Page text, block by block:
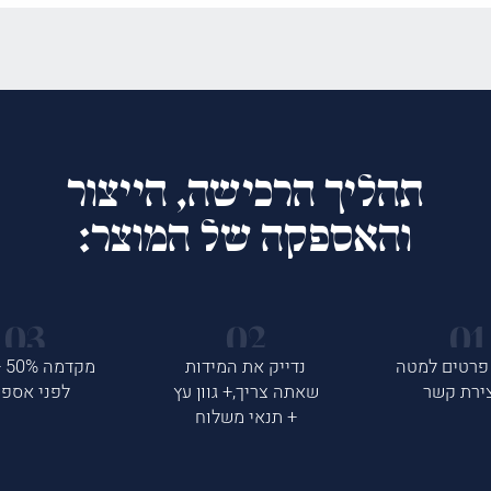
תהליך הרכישה, הייצור
והאספקה של המוצר:
למטה
קשר
נדייק את המידות
שאתה צריך,+ גוון עץ
+ תנאי משלוח
לפני